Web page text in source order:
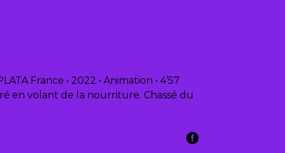
France • 2022 • Animation • 4’57
en volant de la nourriture. Chassé du